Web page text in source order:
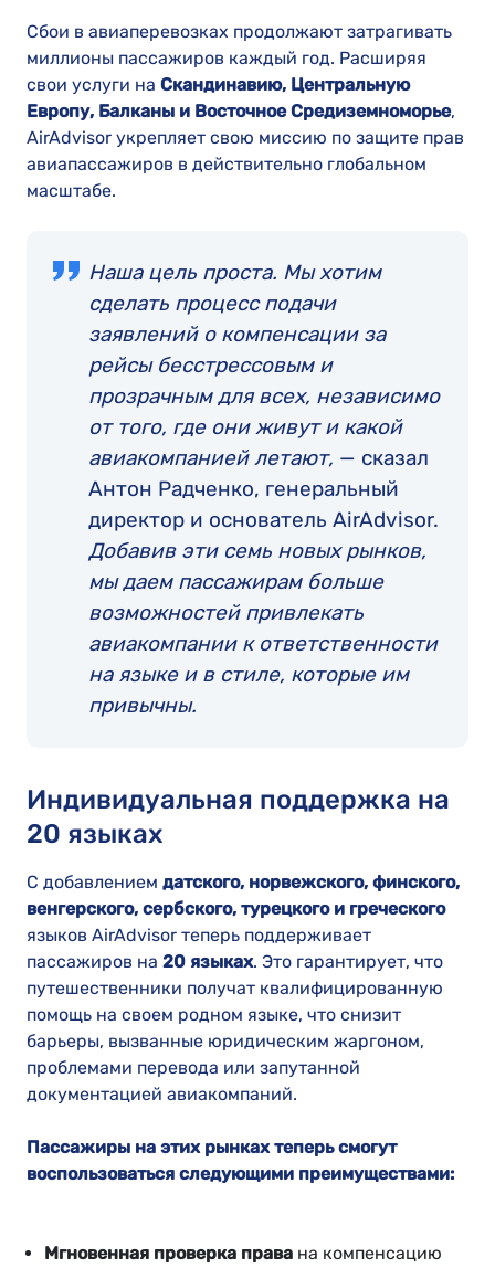
Сбои в авиаперевозках продолжают затрагивать
миллионы пассажиров каждый год. Расширяя
свои услуги на Скандинавию, Центральную
Европу, Балканы и Восточное Средиземноморье,
AirAdvisor укрепляет свою миссию по защите прав
авиапассажиров в действительно глобальном
масштабе.
Наша цель проста. Мы хотим
сделать процесс подачи
заявлений о компенсации за
рейсы бесстрессовым и
прозрачным для всех, независимо
от того, где они живут и какой
авиакомпанией летают, — сказал
Антон Радченко, генеральный
директор и основатель AirAdvisor.
Добавив эти семь новых рынков,
мы даем пассажирам больше
возможностей привлекать
авиакомпании к ответственности
на языке и в стиле, которые им
привычны.
Индивидуальная поддержка на
20 языках
С добавлением датского, норвежского, финского,
венгерского, сербского, турецкого и греческого
языков AirAdvisor теперь поддерживает
пассажиров на 20 языках. Это гарантирует, что
путешественники получат квалифицированную
помощь на своем родном языке, что снизит
барьеры, вызванные юридическим жаргоном,
проблемами перевода или запутанной
документацией авиакомпаний.
Пассажиры на этих рынках теперь смогут
воспользоваться следующими преимуществами:
Мгновенная проверка права на компенсацию